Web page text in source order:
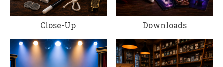
Close-Up Downloads